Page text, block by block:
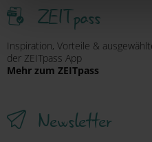
betreffend Cookies und
unserer
ZEITpass
Inspiration, Vorteile &
der ZEITpass App
Mehr zum ZEITpass
Newsletter